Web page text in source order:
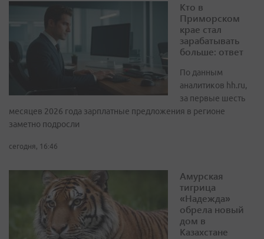
Кто в
Приморском
крае стал
зарабатывать
больше: ответ
По данным
аналитиков hh.ru,
за первые шесть
месяцев 2026 года зарплатные предложения в регионе
заметно подросли
сегодня, 16:46
Амурская
тигрица
«Надежда»
обрела новый
дом в
Казахстане